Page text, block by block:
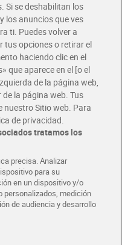
Manteca corporal nutritiva
Ecocert Dia Imaqe 200 ml
3,99 € (2,00 €/100 ML.)
Añadir
Si se deshabilitan los
los anuncios que ves
ti. Puedes volver a
tus opciones o retirar el
haciendo clic en el
que aparece en el [o el
de la página web,
la página web. Tus
nuestro Sitio web. Para
de privacidad.
tratamos los
precisa. Analizar
para su
en un dispositivo y/o
personalizados, medición
de audiencia y desarrollo